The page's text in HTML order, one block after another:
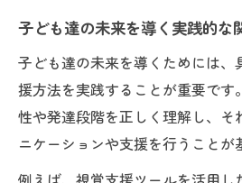
子ども達の未来を導く実践的な
子ども達の未来を導くためには、
援方法を実践することが重要です
性や発達段階を正しく理解し、そ
ニケーションや支援を行うことが